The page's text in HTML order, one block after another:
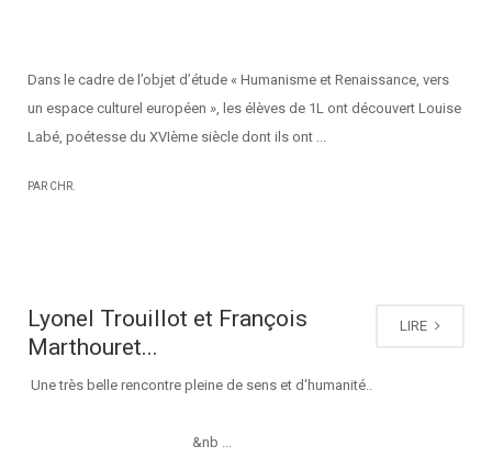
Dans le cadre de l’objet d’étude « Humanisme et Renaissance, vers
un espace culturel européen », les élèves de 1L ont découvert Louise
Labé, poétesse du XVIème siècle dont ils ont ...
PAR CHR.
LIRE
Lyonel Trouillot et François
Marthouret...
Une très belle rencontre pleine de sens et d'humanité..
&nb ...